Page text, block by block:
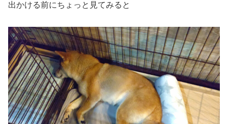
出かける前にちょっと見てみると